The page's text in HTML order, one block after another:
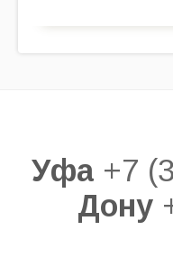
Уфа +7
Дону